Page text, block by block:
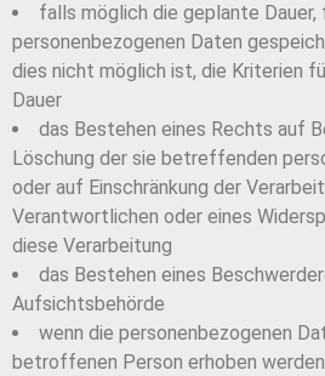
falls möglich die geplante Dauer,
personenbezogenen Daten
dies nicht möglich ist, die Kriterien
Dauer
das Bestehen eines Rechts auf
Löschung der sie betreffenden
oder auf Einschränkung der
Verantwortlichen oder eines
diese Verarbeitung
das Bestehen eines
Aufsichtsbehörde
wenn die personenbezogenen
betroffenen Person erhoben